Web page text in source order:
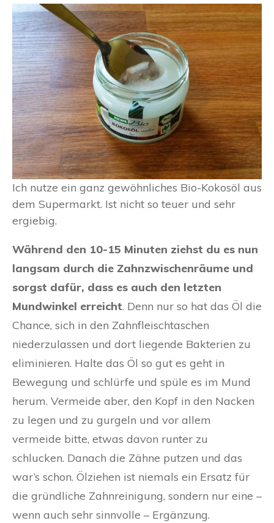
Ich nutze ein ganz gewöhnliches Bio-Kokosöl aus
dem Supermarkt. Ist nicht so teuer und sehr
ergiebig.
Während den 10-15 Minuten ziehst du es nun
langsam durch die Zahnzwischenräume und
sorgst dafür, dass es auch den letzten
Mundwinkel erreicht. Denn nur so hat das Öl die
Chance, sich in den Zahnfleischtaschen
niederzulassen und dort liegende Bakterien zu
eliminieren. Halte das Öl so gut es geht in
Bewegung und schlürfe und spüle es im Mund
herum. Vermeide aber, den Kopf in den Nacken
zu legen und zu gurgeln und vor allem
vermeide bitte, etwas davon runter zu
schlucken. Danach die Zähne putzen und das
war’s schon. Ölziehen ist niemals ein Ersatz für
die gründliche Zahnreinigung, sondern nur eine –
wenn auch sehr sinnvolle – Ergänzung.